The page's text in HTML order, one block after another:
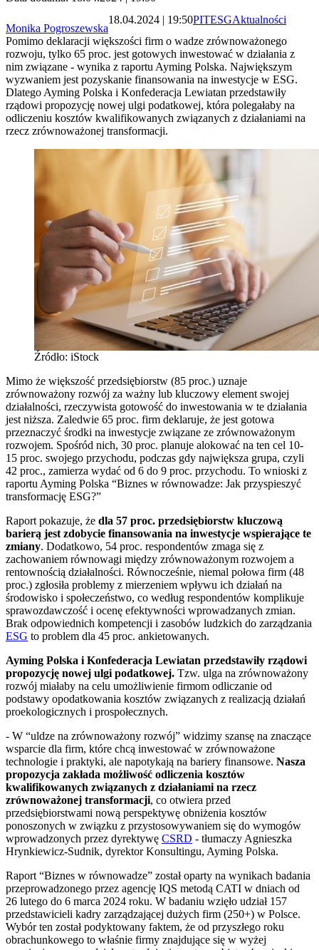
Monika Pogroszewska
18.04.2024 | 19:50PITESGAktualności
Pomimo deklaracji większości firm o wadze zrównoważonego
rozwoju, tylko 65 proc. jest gotowych inwestować w działania z
nim związane - wynika z raportu Ayming Polska. Największym
wyzwaniem jest pozyskanie finansowania na inwestycje w ESG.
Dlatego Ayming Polska i Konfederacja Lewiatan przedstawiły
rządowi propozycję nowej ulgi podatkowej, która polegałaby na
odliczeniu kosztów kwalifikowanych związanych z działaniami na
rzecz zrównoważonej transformacji.
Źródło: iStock
Mimo że większość przedsiębiorstw (85 proc.) uznaje
zrównoważony rozwój za ważny lub kluczowy element swojej
działalności, rzeczywista gotowość do inwestowania w te działania
jest niższa. Zaledwie 65 proc. firm deklaruje, że jest gotowa
przeznaczyć środki na inwestycje związane ze zrównoważonym
rozwojem. Spośród nich, 30 proc. planuje alokować na ten cel 10-
15 proc. swojego przychodu, podczas gdy największa grupa, czyli
42 proc., zamierza wydać od 6 do 9 proc. przychodu. To wnioski z
raportu Ayming Polska “Biznes w równowadze: Jak przyspieszyć
transformację ESG?”
Raport pokazuje, że dla 57 proc. przedsiębiorstw kluczową
barierą jest zdobycie finansowania na inwestycje wspierające te
zmiany. Dodatkowo, 54 proc. respondentów zmaga się z
zachowaniem równowagi między zrównoważonym rozwojem a
rentownością działalności. Równocześnie, niemal połowa firm (48
proc.) zgłosiła problemy z mierzeniem wpływu ich działań na
środowisko i społeczeństwo, co według respondentów komplikuje
sprawozdawczość i ocenę efektywności wprowadzanych zmian.
Brak odpowiednich kompetencji i zasobów ludzkich do zarządzania
ESG to problem dla 45 proc. ankietowanych.
Ayming Polska i Konfederacja Lewiatan przedstawiły rządowi
propozycję nowej ulgi podatkowej. Tzw. ulga na zrównoważony
rozwój miałaby na celu umożliwienie firmom odliczanie od
podstawy opodatkowania kosztów związanych z realizacją działań
proekologicznych i prospołecznych.
- W “uldze na zrównoważony rozwój” widzimy szansę na znaczące
wsparcie dla firm, które chcą inwestować w zrównoważone
technologie i praktyki, ale napotykają na bariery finansowe. Nasza
propozycja zakłada możliwość odliczenia kosztów
kwalifikowanych związanych z działaniami na rzecz
zrównoważonej transformacji, co otwiera przed
przedsiębiorstwami nową perspektywę obniżenia kosztów
ponoszonych w związku z przystosowywaniem się do wymogów
wprowadzonych przez dyrektywę CSRD - tłumaczy Agnieszka
Hrynkiewicz-Sudnik, dyrektor Konsultingu, Ayming Polska.
Raport “Biznes w równowadze” został oparty na wynikach badania
przeprowadzonego przez agencję IQS metodą CATI w dniach od
26 lutego do 6 marca 2024 roku. W badaniu wzięło udział 157
przedstawicieli kadry zarządzającej dużych firm (250+) w Polsce.
Wybór ten został podyktowany faktem, że od przyszłego roku
obrachunkowego to właśnie firmy znajdujące się w wyżej